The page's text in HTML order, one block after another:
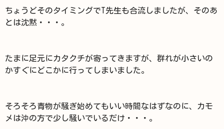
ちょうどそのタイミングでT先生も合流しましたが、そのあ
とは沈黙・・・。
たまに足元にカタクチが寄ってきますが、群れが小さいの
かすぐにどこかに行ってしまいました。
そろそろ青物が騒ぎ始めてもいい時間なはずなのに、カモ
メは沖の方で少し騒いでいるだけ・・・。